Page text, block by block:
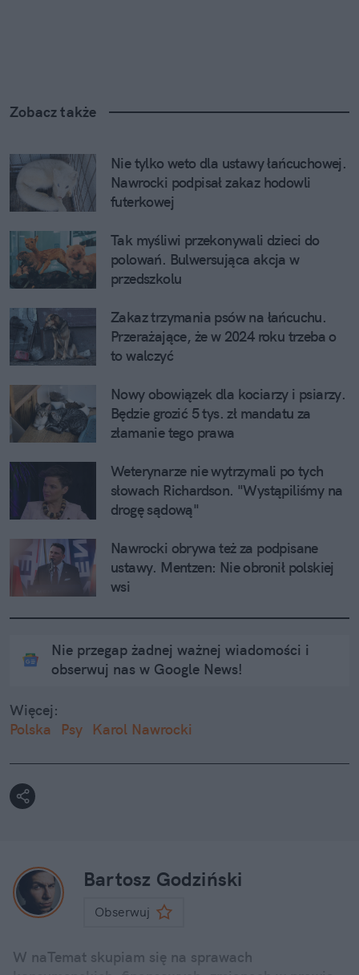
Zobacz także
Nie tylko weto dla ustawy łańcuchowej.
Nawrocki podpisał zakaz hodowli
futerkowej
Tak myśliwi przekonywali dzieci do
polowań. Bulwersująca akcja w
przedszkolu
Zakaz trzymania psów na łańcuchu.
Przerażające, że w 2024 roku trzeba o
to walczyć
Nowy obowiązek dla kociarzy i psiarzy.
Będzie grozić 5 tys. zł mandatu za
złamanie tego prawa
Weterynarze nie wytrzymali po tych
słowach Richardson. "Wystąpiliśmy na
drogę sądową"
Nawrocki obrywa też za podpisane
ustawy. Mentzen: Nie obronił polskiej
wsi
Nie przegap żadnej ważnej wiadomości i
obserwuj nas w Google News!
Więcej:
Polska
Psy Karol Nawrocki
Bartosz Godziński
Obserwuj
W naTemat skupiam się na sprawach